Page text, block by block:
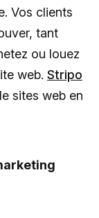
Vos clients
tant
ou louez
web. Stripo
sites web en